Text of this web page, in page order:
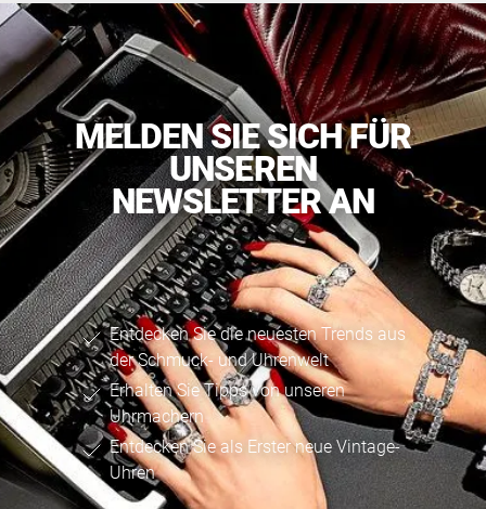
MELDEN SIE SICH FÜR
UNSEREN
NEWSLETTER AN
Entdecken Sie die neuesten Trends aus
der Schmuck- und Uhrenwelt
Erhalten Sie Tipps von unseren
Uhrmachern
Entdecken Sie als Erster neue Vintage-
Uhren